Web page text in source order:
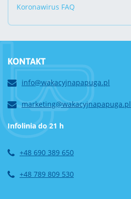
Koronawirus FAQ
KONTAKT
info@wakacyjnapapuga.pl
marketing@wakacyjnapapuga.pl
Infolinia do 21 h
+48 690 389 650
+48 789 809 530